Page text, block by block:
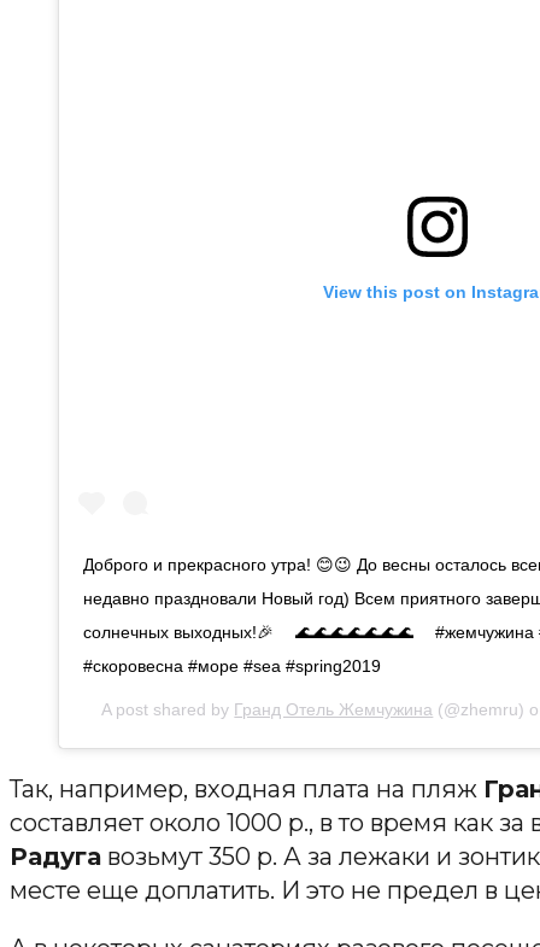
View this post on
Доброго и прекрасного утра! 😊😉 До весны осталось
недавно праздновали Новый год) Всем приятного
солнечных выходных!🎉 ⠀ 🌊🌊🌊🌊🌊🌊🌊 ⠀ #жемчужина
#скоровесна #море #sea #spring2019
A post shared by Гранд Отель Жемчужина (@zhemru)
Так, например, входная плата на пляж
составляет около 1000 р., в то время как
Радуга возьмут 350 р. А за лежаки и
месте еще доплатить. И это не предел в